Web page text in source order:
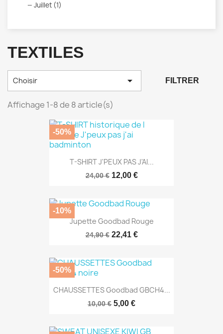
Juillet (1)
TEXTILES
Choisir  FILTRER
Affichage 1-8 de 8 article(s)
T-SHIRT J'PEUX PAS J'AI...
24,00 € 12,00 €
-50%
Jupette Goodbad Rouge
24,90 € 22,41 €
-10%
CHAUSSETTES Goodbad GBCH4...
10,00 € 5,00 €
-50%